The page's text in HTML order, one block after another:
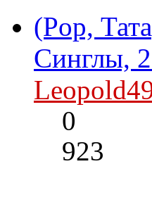
(Pop,
Синглы,
0
923